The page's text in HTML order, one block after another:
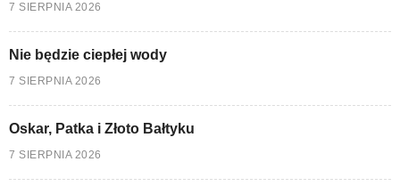
7 SIERPNIA 2026
Nie będzie ciepłej wody
7 SIERPNIA 2026
Oskar, Patka i Złoto Bałtyku
7 SIERPNIA 2026